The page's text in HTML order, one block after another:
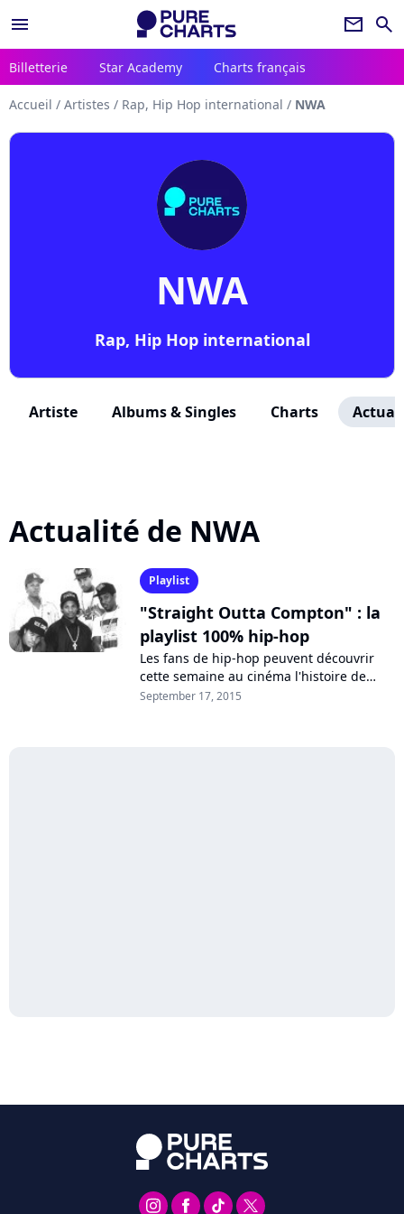
menu newsletter search
Billetterie Star Academy Charts français
Accueil / Artistes / Rap, Hip Hop international / NWA
NWA
Rap, Hip Hop international
Artiste Albums & Singles Charts
Actualité de NWA
Playlist
"Straight Outta Compton" : la
playlist 100% hip-hop
Les fans de hip-hop peuvent découvrir
cette semaine au cinéma l'histoire de
N.W.A., le groupe de rap le plus influent
September 17, 2015